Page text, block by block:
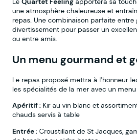
une atmosphère chaleureuse et
repas. Une combinaison parfaite entre
divertissement pour passer un
ou entre amis.
Un menu gourmand et
Le repas proposé mettra à l’honneur
les spécialités de la mer avec un
Apéritif : Kir au vin blanc et
chauds servis à table
Entrée : Croustillant de St Jacques,